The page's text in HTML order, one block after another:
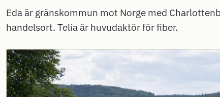
Eda är gränskommun mot Norge med
handelsort. Telia är huvudaktör för fiber.